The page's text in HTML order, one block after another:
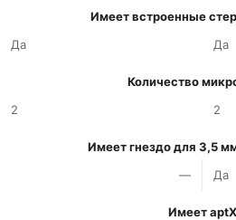
Имеет встроенные
Да
Да
Количество
2
2
Имеет гнездо для 3,5
—
Да
Имеет aptX